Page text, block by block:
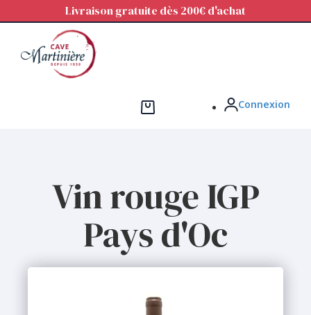
Livraison gratuite dès 200€ d'achat
Connexion
Vin rouge IGP
Pays d'Oc
Panneau de gestion des cookies